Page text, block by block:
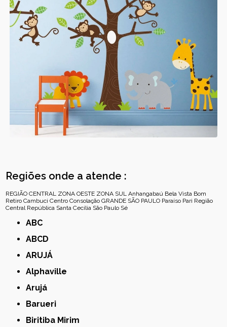
Regiões onde a atende :
REGIÃO CENTRAL ZONA OESTE ZONA SUL Anhangabaú Bela Vista Bom
Retiro Cambuci Centro Consolação GRANDE SÃO PAULO Paraíso Pari Região
Central República Santa Cecília São Paulo Sé
ABC
ABCD
ARUJÁ
Alphaville
Arujá
Barueri
Biritiba Mirim